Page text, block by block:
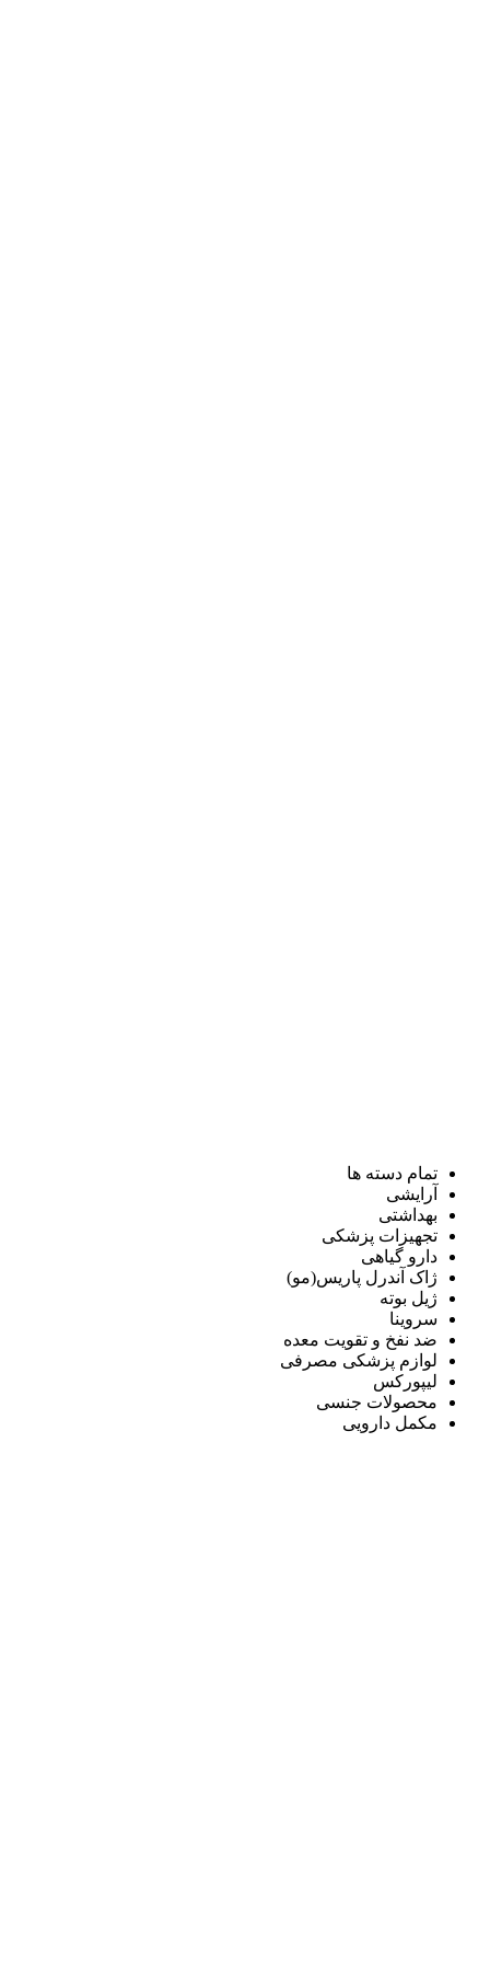
تمام دسته ها
آرایشی
بهداشتی
تجهیزات پزشکی
دارو گیاهی
ژاک آندرل پاریس(مو)
ژیل بوته
سروینا
ضد نفخ و تقویت معده
لوازم پزشکی مصرفی
لیپورکس
محصولات جنسی
مکمل دارویی